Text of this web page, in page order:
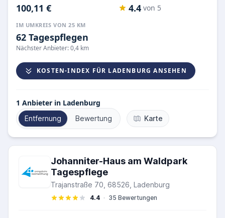
100,11 € 4.4 von 5
IM UMKREIS VON 25 KM
62 Tagespflegen
Nächster Anbieter: 0,4 km
KOSTEN-INDEX FÜR LADENBURG ANSEHEN
1 Anbieter in Ladenburg
Entfernung Bewertung Karte
Johanniter-Haus am Waldpark
Tagespflege
Trajanstraße 70, 68526, Ladenburg
4.4 · 35 Bewertungen